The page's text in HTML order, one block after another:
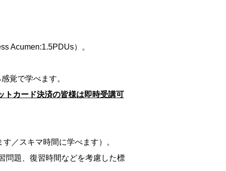
Acumen:1.5PDUs）。
覚で学べます。
トカード決済の皆様は即時受講可
／スキマ時間に学べます）。
問題、復習時間などを考慮した標